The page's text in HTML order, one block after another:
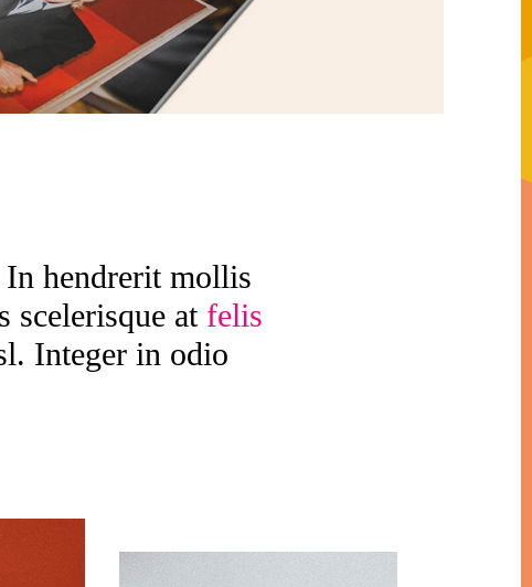
hendrerit mollis
scelerisque at felis
Integer in odio